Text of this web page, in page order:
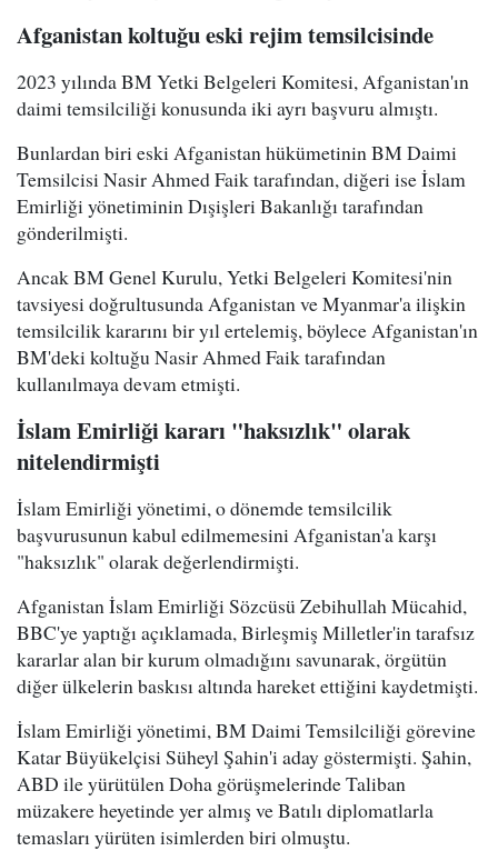
Afganistan koltuğu eski rejim temsilcisinde
2023 yılında BM Yetki Belgeleri Komitesi, Afganistan'ın
daimi temsilciliği konusunda iki ayrı başvuru almıştı.
Bunlardan biri eski Afganistan hükümetinin BM Daimi
Temsilcisi Nasir Ahmed Faik tarafından, diğeri ise İslam
Emirliği yönetiminin Dışişleri Bakanlığı tarafından
gönderilmişti.
Ancak BM Genel Kurulu, Yetki Belgeleri Komitesi'nin
tavsiyesi doğrultusunda Afganistan ve Myanmar'a ilişkin
temsilcilik kararını bir yıl ertelemiş, böylece Afganistan'ın
BM'deki koltuğu Nasir Ahmed Faik tarafından
kullanılmaya devam etmişti.
İslam Emirliği kararı "haksızlık" olarak
nitelendirmişti
İslam Emirliği yönetimi, o dönemde temsilcilik
başvurusunun kabul edilmemesini Afganistan'a karşı
"haksızlık" olarak değerlendirmişti.
Afganistan İslam Emirliği Sözcüsü Zebihullah Mücahid,
BBC'ye yaptığı açıklamada, Birleşmiş Milletler'in tarafsız
kararlar alan bir kurum olmadığını savunarak, örgütün
diğer ülkelerin baskısı altında hareket ettiğini kaydetmişti.
İslam Emirliği yönetimi, BM Daimi Temsilciliği görevine
Katar Büyükelçisi Süheyl Şahin'i aday göstermişti. Şahin,
ABD ile yürütülen Doha görüşmelerinde Taliban
müzakere heyetinde yer almış ve Batılı diplomatlarla
temasları yürüten isimlerden biri olmuştu.